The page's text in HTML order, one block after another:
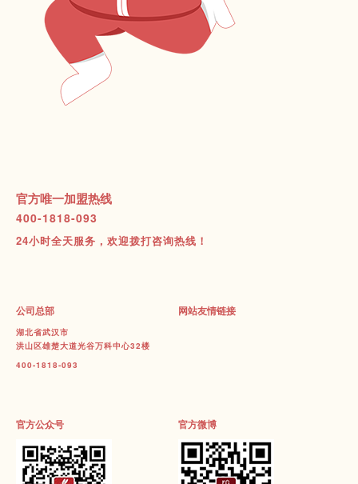
官方唯一加盟热线
400-1818-093
24小时全天服务，欢迎拨打咨询热线！
公司总部
湖北省武汉市
洪山区雄楚大道光谷万科中心32楼
400-1818-093
网站友情链接
官方公众号 官方微博